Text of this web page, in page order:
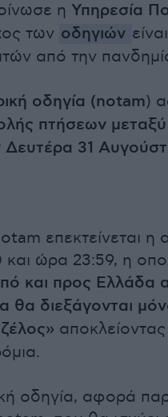
η Υπηρεσία
των οδηγιών
από την
οδηγία (notam)
πτήσεων
Δευτέρα 31
επεκτείνεται η
ώρα 23:59, η
και προς Ελλάδα
θα διεξάγονται
οδηγία, αφορά